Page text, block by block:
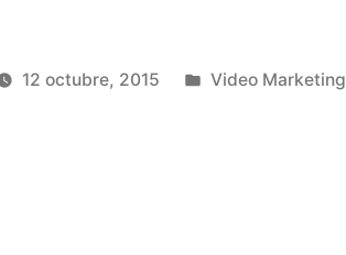
12 octubre, 2015
Publicado
Video Marketing